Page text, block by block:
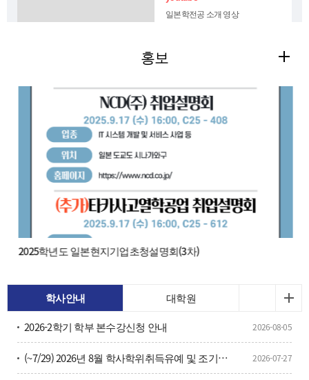
일본학전공 소개 영상
일본어문학전공 소개 영상
데이터가 없습니다.
홍보
2025학년도 일본현지기업초청설명회(3차)
학사안내
대학원
2026-2학기 학부 본수강신청 안내
2026-08-05
(~7/29) 2026년 8월 학사학위취득유예 및 조기졸업 신청 안내 2026-07-27